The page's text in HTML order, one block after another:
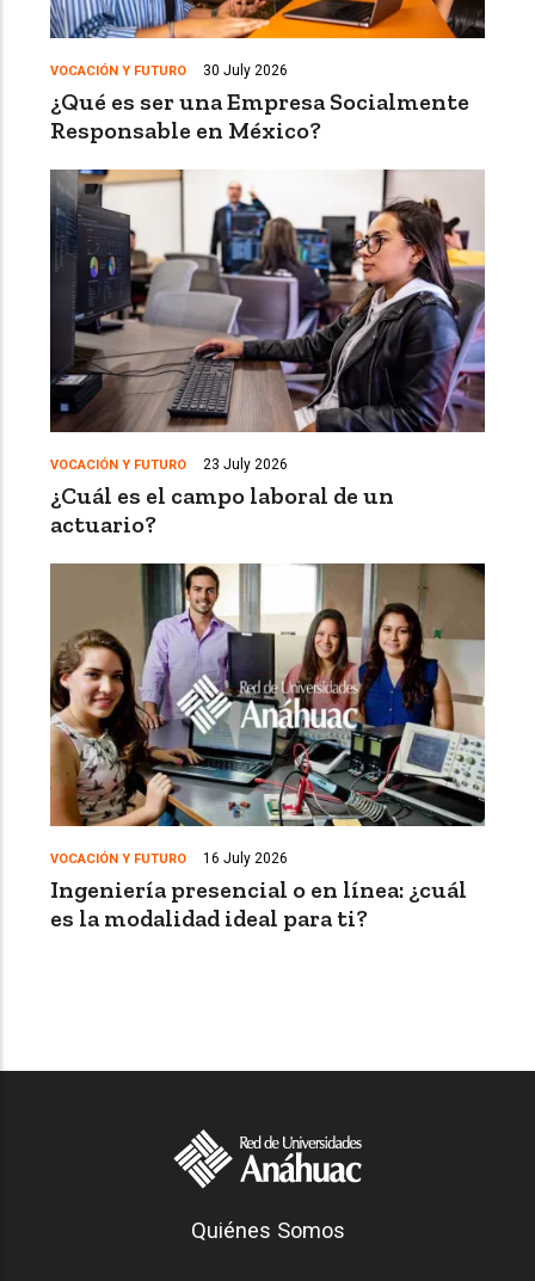
VOCACIÓN Y FUTURO 30 July 2026
¿Qué es ser una Empresa Socialmente
Responsable en México?
VOCACIÓN Y FUTURO 23 July 2026
¿Cuál es el campo laboral de un
actuario?
VOCACIÓN Y FUTURO 16 July 2026
Ingeniería presencial o en línea: ¿cuál
es la modalidad ideal para ti?
Generación Anáhuac
Quiénes Somos